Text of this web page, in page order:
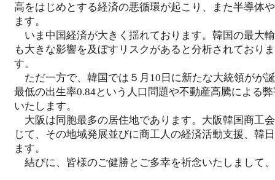
高をはじめとする経済の悪循環が起こり、また半導体
ます。
いま中国経済が大きく揺れております。韓国の最大
も大きな影響を及ぼすリスクがあると分析されており
す。
ただ一方で、韓国では５月10日に新たな大統領がが
最低の出生率0.84という人口問題や不動産高騰による
いたします。
大阪は同胞最多の居住地であります。大阪韓国商工
じて、その地域発展並びに商工人の経済活動支援、韓
ます。
結びに、皆様のご健勝とご多幸を祈念いたしまして